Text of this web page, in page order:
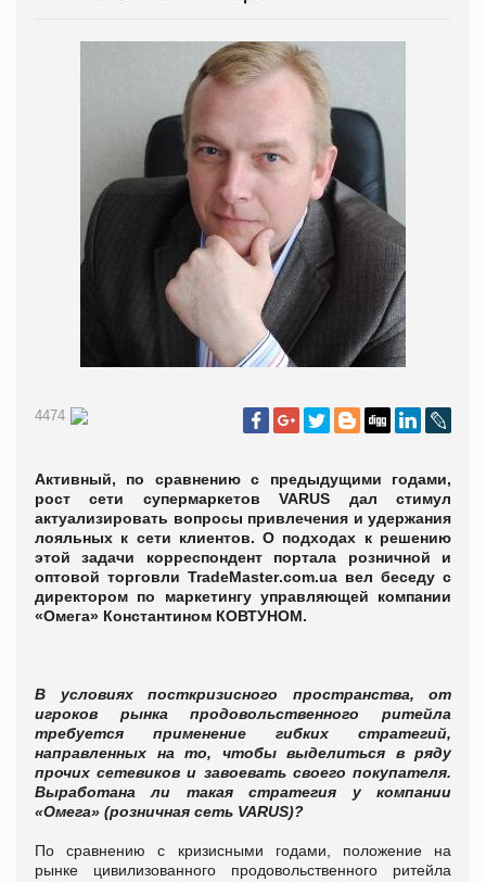
4474
Активный, по сравнению с предыдущими годами,
рост сети супермаркетов VARUS дал стимул
актуализировать вопросы привлечения и удержания
лояльных к сети клиентов. О подходах к решению
этой задачи корреспондент портала розничной и
оптовой торговли TradeMaster.com.ua вел беседу с
директором по маркетингу управляющей компании
«Омега» Константином КОВТУНОМ.
В условиях посткризисного пространства, от
игроков рынка продовольственного ритейла
требуется применение гибких стратегий,
направленных на то, чтобы выделиться в ряду
прочих сетевиков и завоевать своего покупателя.
Выработана ли такая стратегия у компании
«Омега» (розничная сеть VARUS)?
По сравнению с кризисными годами, положение на
рынке цивилизованного продовольственного ритейла